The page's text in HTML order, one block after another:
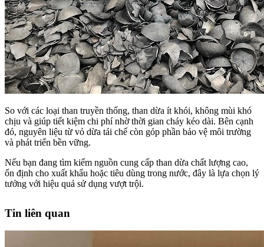
So với các loại than truyền thống, than dừa ít khói, không mùi khó
chịu và giúp tiết kiệm chi phí nhờ thời gian cháy kéo dài. Bên cạnh
đó, nguyên liệu từ vỏ dừa tái chế còn góp phần bảo vệ môi trường
và phát triển bền vững.
Nếu bạn đang tìm kiếm nguồn cung cấp than dừa chất lượng cao,
ổn định cho xuất khẩu hoặc tiêu dùng trong nước, đây là lựa chọn lý
tưởng với hiệu quả sử dụng vượt trội.
Tin liên quan